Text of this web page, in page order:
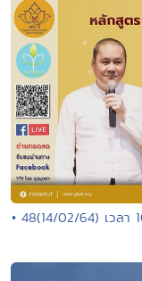
• 48(14/02/64) เวลา